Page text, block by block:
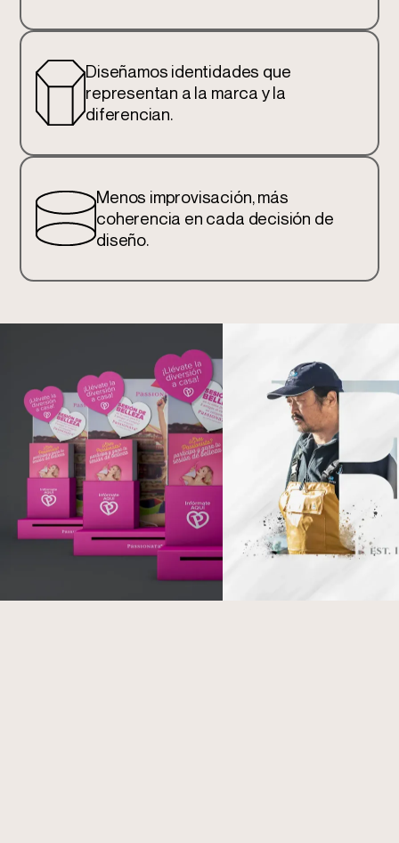
Diseñamos identidades que
representan a la marca y la
diferencian.
Menos improvisación, más
coherencia en cada decisión de
diseño.